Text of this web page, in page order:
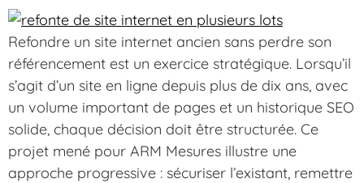
Refondre un site internet ancien sans perdre son
référencement est un exercice stratégique. Lorsqu’il
s’agit d’un site en ligne depuis plus de dix ans, avec
un volume important de pages et un historique SEO
solide, chaque décision doit être structurée. Ce
projet mené pour ARM Mesures illustre une
approche progressive : sécuriser l’existant, remettre